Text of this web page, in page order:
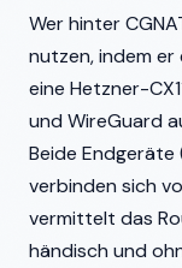
Wer hinter
nutzen, indem
eine Hetzner-
und WireGuard
Beide
verbinden sich
vermittelt das
händisch und